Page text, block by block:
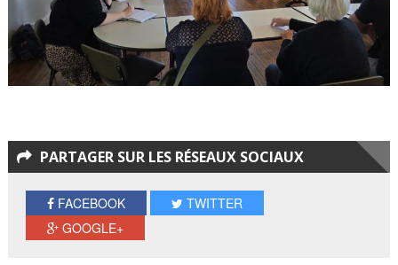
PARTAGER SUR LES RÉSEAUX SOCIAUX
FACEBOOK
TWITTER
GOOGLE+